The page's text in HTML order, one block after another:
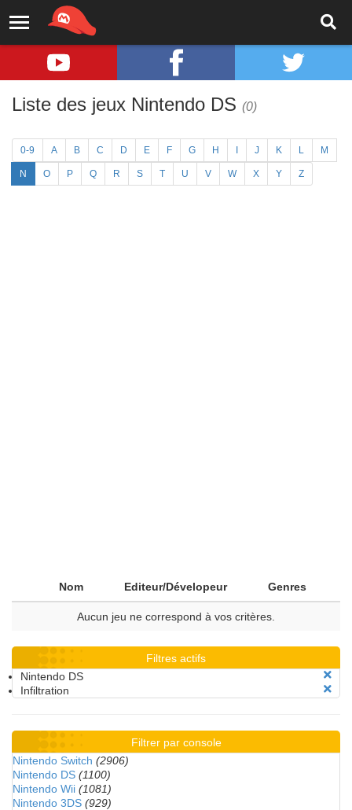
Liste des jeux Nintendo DS (0)
0-9 A B C D E F G H J K L M
N O P Q R S T U V W X Y Z
Nom Editeur/Dévelopeur Genres
Aucun jeu ne correspond à vos critères.
Filtres actifs
Nintendo DS
Infiltration
Filtrer par console
Nintendo Switch (2906)
Nintendo DS (1100)
Nintendo Wii (1081)
Nintendo 3DS (929)